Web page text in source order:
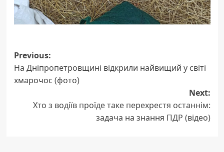
Post
navigation
Previous:
На Дніпропетровщині відкрили найвищий у світі
хмарочос (фото)
Next:
Хто з водіїв проїде таке перехрестя останнім:
задача на знання ПДР (відео)